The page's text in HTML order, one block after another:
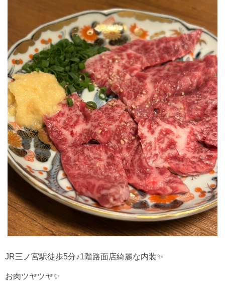
JR三ノ宮駅徒歩5分♪1階路面店綺麗な内装✨
お肉ツヤツヤ✨